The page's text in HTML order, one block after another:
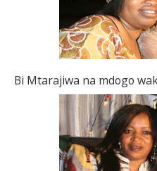
Bi Mtarajiwa na mdogo